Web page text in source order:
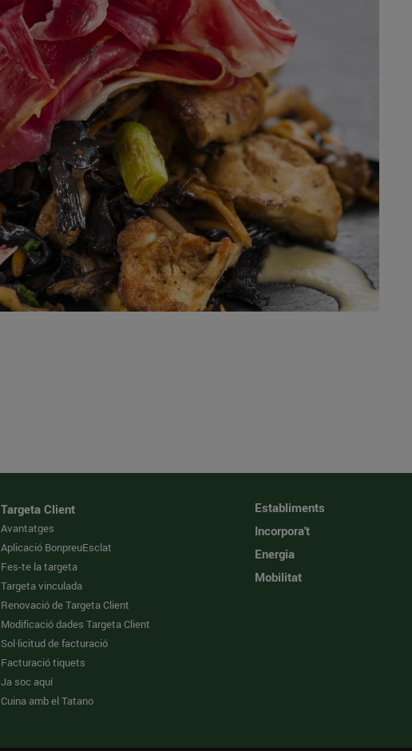
Targeta Client
Avantatges
Aplicació BonpreuEsclat
Fes-te la targeta
Targeta vinculada
Renovació de Targeta Client
Modificació dades Targeta Client
Sol·licitud de facturació
Facturació tiquets
Ja soc aquí
Cuina amb el Tatano
Establiments
Incorpora't
Energia
Mobilitat